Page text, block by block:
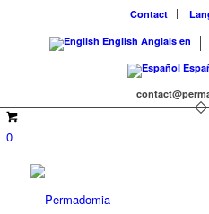
Contact
English Anglais en
0